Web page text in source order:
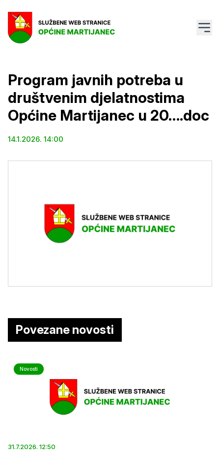
Program javnih potreba u
društvenim djelatnostima
Općine Martijanec u 20….doc
14.1.2026. 14:00
Povezane novosti
Novosti
31.7.2026. 12:50